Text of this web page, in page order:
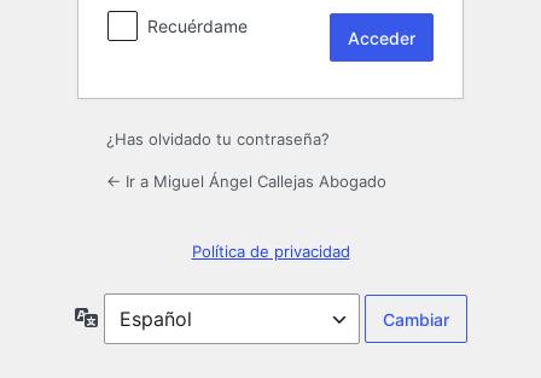
Recuérdame
¿Has olvidado tu contraseña?
← Ir a Miguel Ángel Callejas Abogado
Política de privacidad
Idioma